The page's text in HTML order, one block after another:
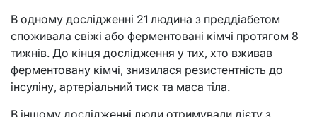
В одному дослідженні 21 людина з преддіабетом
споживала свіжі або ферментовані кімчі протягом 8
тижнів. До кінця дослідження у тих, хто вживав
ферментовану кімчі, знизилася резистентність до
інсуліну, артеріальний тиск та маса тіла.